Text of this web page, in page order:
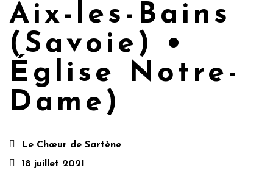
Aix-les-Bains
(Savoie) •
Église Notre-
Dame)
Le Chœur de Sartène
18 juillet 2021